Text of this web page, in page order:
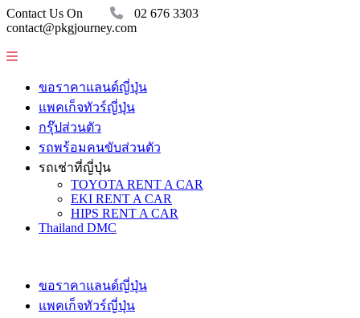
Contact Us On
02 676 3303
contact@pkgjourney.com
ขอราคาแลนด์ญี่ปุ่น
แพคเก็จทัวร์ญี่ปุ่น
กรุ๊ปส่วนตัว
รถพร้อมคนขับส่วนตัว
รถเช่าที่ญี่ปุ่น
TOYOTA RENT A CAR
EKI RENT A CAR
HIPS RENT A CAR
Thailand DMC
ขอราคาแลนด์ญี่ปุ่น
แพคเก็จทัวร์ญี่ปุ่น